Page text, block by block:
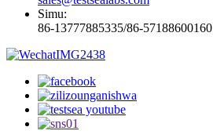
Simu:
86-13777885335/86-57188600160